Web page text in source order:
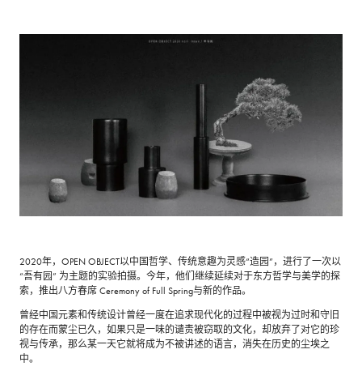
2020年，OPEN OBJECT以中国哲学、传统意趣为灵感“造园”，进行了一次以
“吾有园” 为主题的实验拍摄。今年，他们继续延续对于东方哲学与美学的探
索，推出八方春席 Ceremony of Full Spring与新的作品。
曾经中国元素和传统设计曾经一度在追求现代化的过程中被视为过时和守旧
的存在而蒙尘已久，如果只是一味的谴责被窃取的文化，却放弃了对它的珍
视与传承，那么某一天它就将成为不被讲述的语言，消失在历史的尘埃之
中。